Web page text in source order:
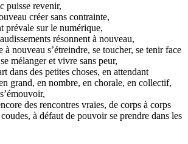
puisse revenir,
créer sans contrainte,
prévale sur le numérique,
résonnent à nouveau,
à nouveau s’étreindre, se toucher, se tenir face
mélanger et vivre sans peur,
dans des petites choses, en attendant
grand, en nombre, en chorale, en collectif,
des rencontres vraies, de corps à corps
à défaut de pouvoir se prendre dans les